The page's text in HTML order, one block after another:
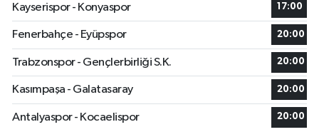
Kayserispor - Konyaspor
17:00
Fenerbahçe - Eyüpspor 20:00
Trabzonspor - Gençlerbirliği S.K. 20:00
Kasımpaşa - Galatasaray 20:00
Antalyaspor - Kocaelispor 20:00